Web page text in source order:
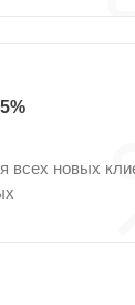
всех новых